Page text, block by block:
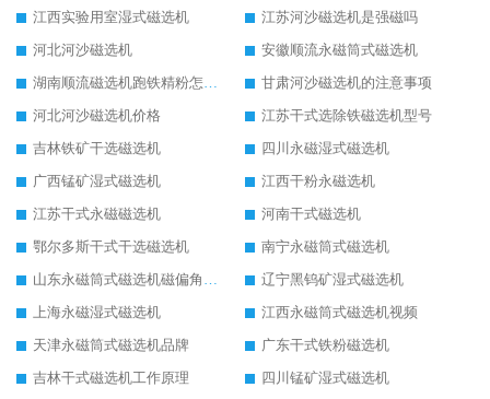
江西实验用室湿式磁选机
江苏河沙磁选机是强磁吗
河北河沙磁选机
安徽顺流永磁筒式磁选机
湖南顺流磁选机跑铁精粉怎么处理
甘肃河沙磁选机的注意事项
河北河沙磁选机价格
江苏干式选除铁磁选机型号
吉林铁矿干选磁选机
四川永磁湿式磁选机
广西锰矿湿式磁选机
江西干粉永磁选机
江苏干式永磁磁选机
河南干式磁选机
鄂尔多斯干式干选磁选机
南宁永磁筒式磁选机
山东永磁筒式磁选机磁偏角怎么调整
辽宁黑钨矿湿式磁选机
上海永磁湿式磁选机
江西永磁筒式磁选机视频
天津永磁筒式磁选机品牌
广东干式铁粉磁选机
吉林干式磁选机工作原理
四川锰矿湿式磁选机